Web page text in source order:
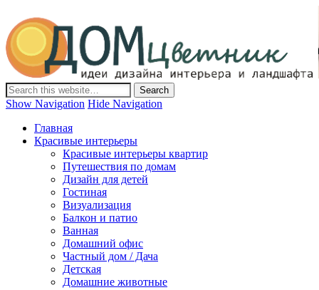
Дом-Цветник
Дизайн интерьера и ландшафта, декор и обустройство дома.
Идеи со всего мира.
Show Navigation Hide Navigation
Главная
Красивые интерьеры
Красивые интерьеры квартир
Путешествия по домам
Дизайн для детей
Гостиная
Визуализация
Балкон и патио
Ванная
Домашний офис
Частный дом / Дача
Детская
Домашние животные